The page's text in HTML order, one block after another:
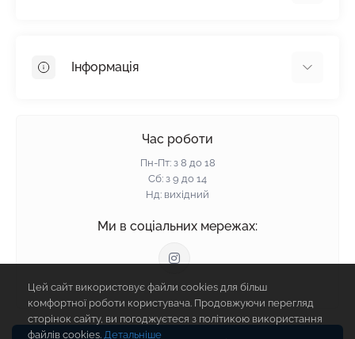
Пінопласт
Інформація
Гарантія та повернення
Політика конфіденційності
Блог
Зворотній зв'язок
Карта сайту
Виробники
Час роботи
Пн-Пт: з 8 до 18
Сб: з 9 до 14
Нд: вихідний
Ми в соціальних мережах:
Цей сайт використовує файли cookies для більш
комфортної роботи користувача. Продовжуючи перегляд
сторінок сайту, ви погоджуєтеся з політикою використання
файлів cookies. Детальніше